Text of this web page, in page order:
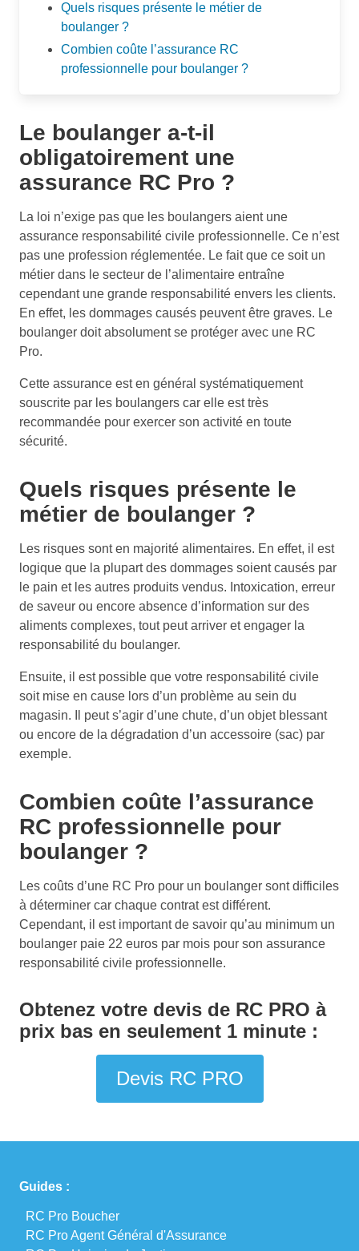
Quels risques présente le métier de
boulanger ?
Combien coûte l’assurance RC
professionnelle pour boulanger ?
Le boulanger a-t-il
obligatoirement une
assurance RC Pro ?
La loi n’exige pas que les boulangers aient une
assurance responsabilité civile professionnelle. Ce n’est
pas une profession réglementée. Le fait que ce soit un
métier dans le secteur de l’alimentaire entraîne
cependant une grande responsabilité envers les clients.
En effet, les dommages causés peuvent être graves. Le
boulanger doit absolument se protéger avec une RC
Pro.
Cette assurance est en général systématiquement
souscrite par les boulangers car elle est très
recommandée pour exercer son activité en toute
sécurité.
Quels risques présente le
métier de boulanger ?
Les risques sont en majorité alimentaires. En effet, il est
logique que la plupart des dommages soient causés par
le pain et les autres produits vendus. Intoxication, erreur
de saveur ou encore absence d’information sur des
aliments complexes, tout peut arriver et engager la
responsabilité du boulanger.
Ensuite, il est possible que votre responsabilité civile
soit mise en cause lors d’un problème au sein du
magasin. Il peut s’agir d’une chute, d’un objet blessant
ou encore de la dégradation d’un accessoire (sac) par
exemple.
Combien coûte l’assurance
RC professionnelle pour
boulanger ?
Les coûts d’une RC Pro pour un boulanger sont difficiles
à déterminer car chaque contrat est différent.
Cependant, il est important de savoir qu’au minimum un
boulanger paie 22 euros par mois pour son assurance
responsabilité civile professionnelle.
Obtenez votre devis de RC PRO à
prix bas en seulement 1 minute :
Devis RC PRO
Guides :
RC Pro Boucher
RC Pro Agent Général d'Assurance